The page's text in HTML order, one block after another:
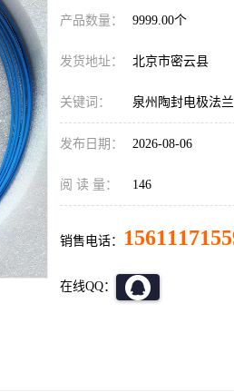
产品数量： 9999.00个
发货地址： 北京市密云县
关键词： 泉州陶封电极法兰
发布日期： 2026-08-06
阅 读 量： 146
销售电话：
在线QQ：